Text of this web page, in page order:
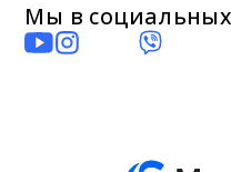
Мы в социальных